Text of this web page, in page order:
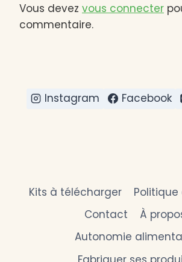
Vous devez vous connecter
commentaire.
Instagram Facebook
Kits à télécharger
Contact
À
Autonomie